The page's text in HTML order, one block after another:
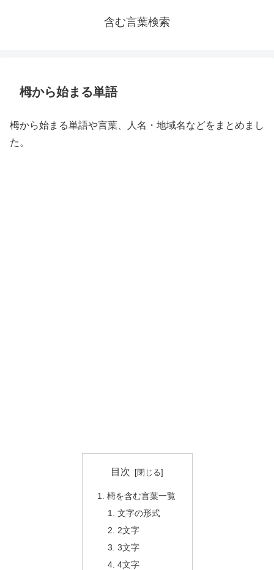
含む言葉検索
栂から始まる単語
栂から始まる単語や言葉、人名・地域名などをまとめまし
た。
目次
栂を含む言葉一覧
文字の形式
2文字
3文字
4文字